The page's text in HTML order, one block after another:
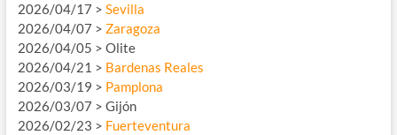
2026/04/17 > Sevilla
2026/04/07 > Zaragoza
2026/04/05 > Olite
2026/04/21 > Bardenas Reales
2026/03/19 > Pamplona
2026/03/07 > Gijón
2026/02/23 > Fuerteventura